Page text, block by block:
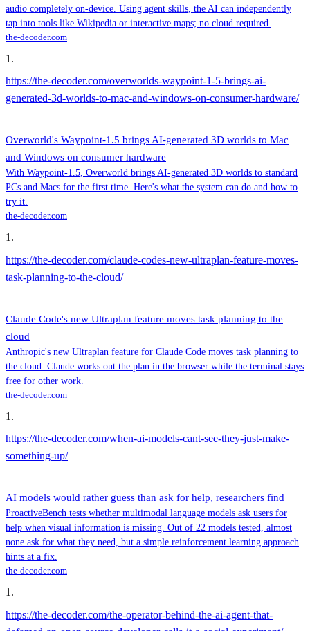
audio completely on-device. Using agent skills, the AI can independently
tap into tools like Wikipedia or interactive maps; no cloud required.
the-decoder.com
1 .
https://the-decoder.com/overworlds-waypoint-1-5-brings-ai-
generated-3d-worlds-to-mac-and-windows-on-consumer-hardware/
Overworld's Waypoint-1.5 brings AI-generated 3D worlds to Mac
and Windows on consumer hardware
With Waypoint-1.5, Overworld brings AI-generated 3D worlds to standard
PCs and Macs for the first time. Here's what the system can do and how to
try it.
the-decoder.com
1 .
https://the-decoder.com/claude-codes-new-ultraplan-feature-moves-
task-planning-to-the-cloud/
Claude Code's new Ultraplan feature moves task planning to the
cloud
Anthropic's new Ultraplan feature for Claude Code moves task planning to
the cloud. Claude works out the plan in the browser while the terminal stays
free for other work.
the-decoder.com
1 .
https://the-decoder.com/when-ai-models-cant-see-they-just-make-
something-up/
AI models would rather guess than ask for help, researchers find
ProactiveBench tests whether multimodal language models ask users for
help when visual information is missing. Out of 22 models tested, almost
none ask for what they need, but a simple reinforcement learning approach
hints at a fix.
the-decoder.com
1 .
https://the-decoder.com/the-operator-behind-the-ai-agent-that-